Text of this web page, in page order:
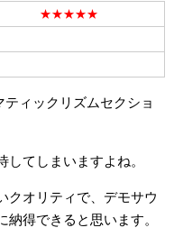
★★★★★
ィックリズムセクショ
てしまいますよね。
クオリティで、デモサウ
得できると思います。